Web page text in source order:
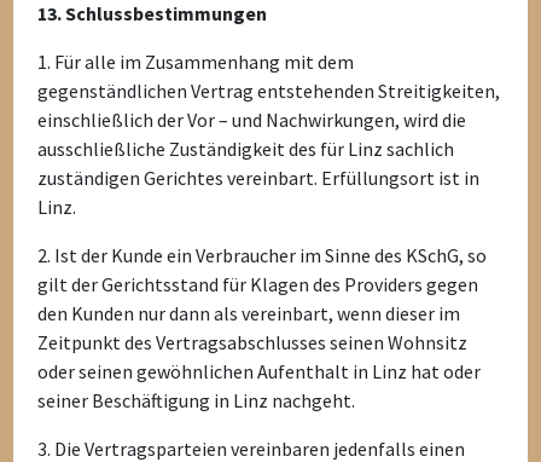
13. Schlussbestimmungen
1. Für alle im Zusammenhang mit dem
gegenständlichen Vertrag entstehenden Streitigkeiten,
einschließlich der Vor – und Nachwirkungen, wird die
ausschließliche Zuständigkeit des für Linz sachlich
zuständigen Gerichtes vereinbart. Erfüllungsort ist in
Linz.
2. Ist der Kunde ein Verbraucher im Sinne des KSchG, so
gilt der Gerichtsstand für Klagen des Providers gegen
den Kunden nur dann als vereinbart, wenn dieser im
Zeitpunkt des Vertragsabschlusses seinen Wohnsitz
oder seinen gewöhnlichen Aufenthalt in Linz hat oder
seiner Beschäftigung in Linz nachgeht.
3. Die Vertragsparteien vereinbaren jedenfalls einen